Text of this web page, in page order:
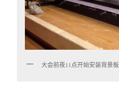
大会前夜11点开始安装背景板